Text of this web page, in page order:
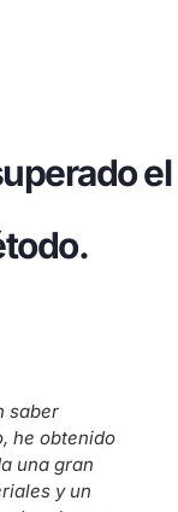
el
saber
he obtenido
una gran
y un